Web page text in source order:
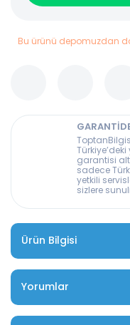
Bu ürünü depomuzdan
garantisi
sadece
yetkili
sizlere
Ürün Bilgisi
Yorumlar